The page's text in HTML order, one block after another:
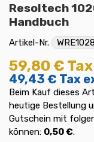
Resoltech
Handbuch
Artikel-Nr.
59,80 €
49,43 € Tax
Beim Kauf dieses
heutige Bestellung
Gutschein mit
können: 0,50 €.